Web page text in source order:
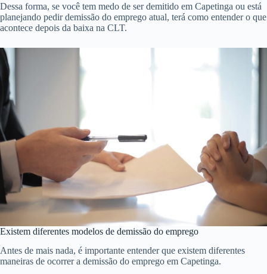
Dessa forma, se você tem medo de ser demitido em Capetinga ou está
planejando pedir demissão do emprego atual, terá como entender o que
acontece depois da baixa na CLT.
Existem diferentes modelos de demissão do emprego
Antes de mais nada, é importante entender que existem diferentes
maneiras de ocorrer a demissão do emprego em Capetinga.